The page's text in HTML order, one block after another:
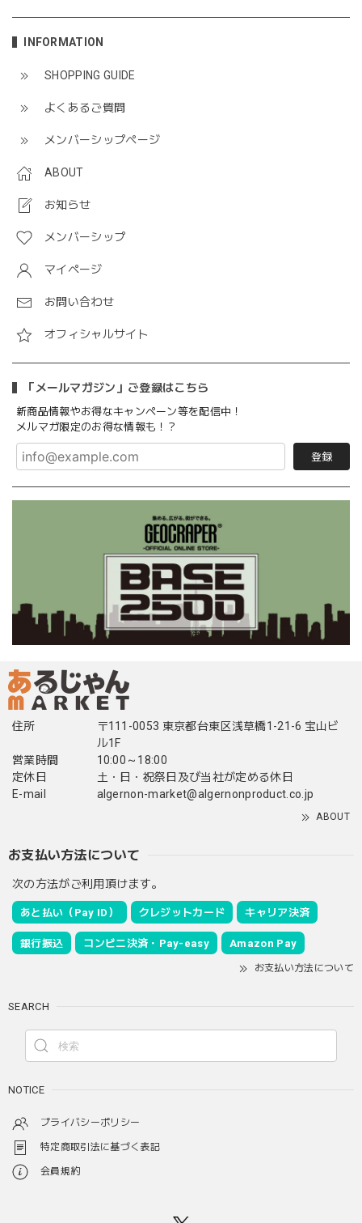
INFORMATION
SHOPPING GUIDE
よくあるご質問
メンバーシップページ
ABOUT
お知らせ
メンバーシップ
マイページ
お問い合わせ
オフィシャルサイト
「メールマガジン」ご登録はこちら
新商品情報やお得なキャンペーン等を配信中！
メルマガ限定のお得な情報も！？
登録
住所
〒111-0053 東京都台東区浅草橋1-21-6 宝山ビ
ル1F
営業時間
10:00～18:00
定休日
土・日・祝祭日及び当社が定める休日
E-mail
algernon-market@algernonproduct.co.jp
ABOUT
お支払い方法について
次の方法がご利用頂けます。
あと払い（Pay ID） クレジットカード キャリア決済
銀行振込 コンビニ決済・Pay-easy Amazon Pay
お支払い方法について
SEARCH
NOTICE
プライバシーポリシー
特定商取引法に基づく表記
会員規約